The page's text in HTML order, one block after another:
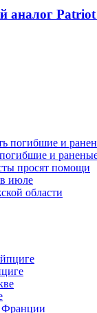
аналог
и
просят помощи
июле
области